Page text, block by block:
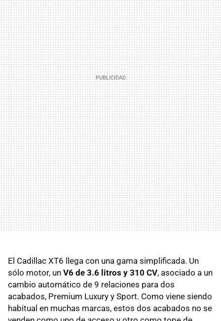
El Cadillac XT6 llega con una gama simplificada. Un
sólo motor, un V6 de 3.6 litros y 310 CV, asociado a un
cambio automático de 9 relaciones para dos
acabados, Premium Luxury y Sport. Como viene siendo
habitual en muchas marcas, estos dos acabados no se